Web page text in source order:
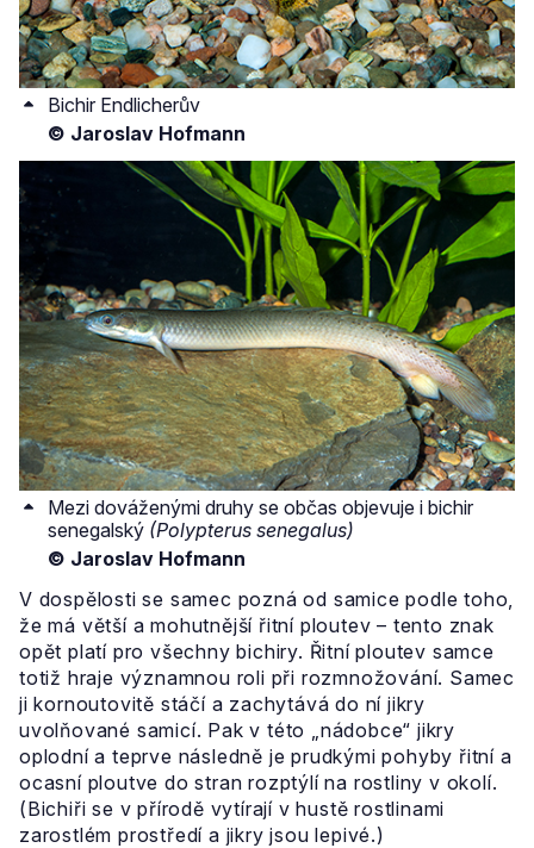
Bichir Endlicherův
© Jaroslav Hofmann
Mezi dováženými druhy se občas objevuje i bichir
senegalský (Polypterus senegalus)
© Jaroslav Hofmann
V dospělosti se samec pozná od samice podle toho,
že má větší a mohutnější řitní ploutev – tento znak
opět platí pro všechny bichiry. Řitní ploutev samce
totiž hraje významnou roli při rozmnožování. Samec
ji kornoutovitě stáčí a zachytává do ní jikry
uvolňované samicí. Pak v této „nádobce“ jikry
oplodní a teprve následně je prudkými pohyby řitní a
ocasní ploutve do stran rozptýlí na rostliny v okolí.
(Bichiři se v přírodě vytírají v hustě rostlinami
zarostlém prostředí a jikry jsou lepivé.)